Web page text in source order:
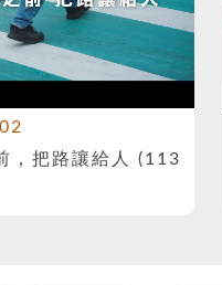
，把路讓給人 (113